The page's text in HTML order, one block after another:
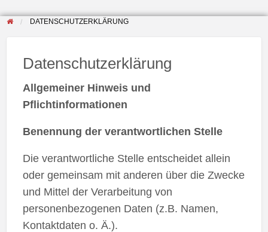
DATENSCHUTZERKLÄRUNG
Datenschutzerklärung
Allgemeiner Hinweis und
Pflichtinformationen
Benennung der verantwortlichen Stelle
Die verantwortliche Stelle entscheidet allein
oder gemeinsam mit anderen über die Zwecke
und Mittel der Verarbeitung von
personenbezogenen Daten (z.B. Namen,
Kontaktdaten o. Ä.).